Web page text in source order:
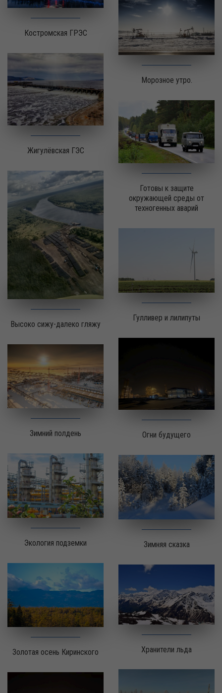
Костромская ГРЭС
Морозное утро.
Жигулёвская ГЭС
Готовы к защите
окружающей среды от
техногенных аварий
Высоко сижу-далеко гляжу
Гулливер и лилипуты
Зимний полдень Огни будущего
Экология подземки Зимняя сказка
Золотая осень Киринского Хранители льда